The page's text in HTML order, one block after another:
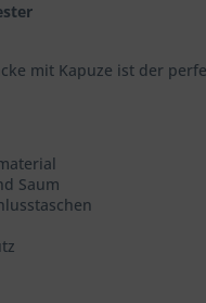
mit Kapuze ist der
Saum